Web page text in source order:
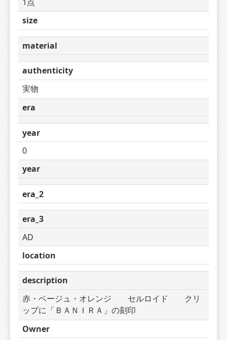
size
material
authenticity
実物
era
year
0
year
era_2
era_3
AD
location
description
赤・ベージュ・オレンジ　　セルロイド　　クリ
ップに「ＢＡＮＩＲＡ」の刻印
Owner